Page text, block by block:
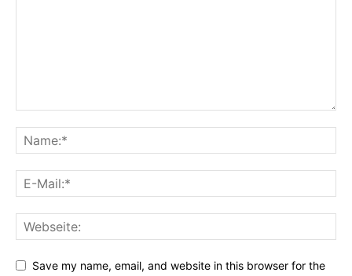
Save my name, email, and website in this browser for the